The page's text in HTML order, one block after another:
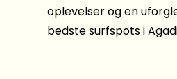
oplevelser og en
bedste surfspots i